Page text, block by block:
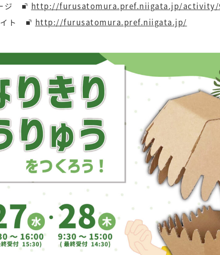
ジ
http://furusatomura.pref.niigata.jp/activity/
イト
http://furusatomura.pref.niigata.jp/